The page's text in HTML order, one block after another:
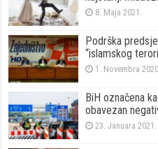
8. Maja 2021.
Podrška
“islamskog
1. Novembra
BiH označena
obavezan
23. Januara 2021.